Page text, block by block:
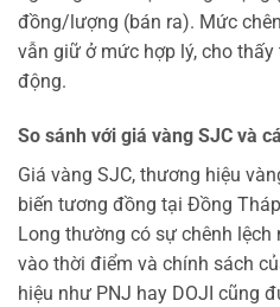
đồng/lượng (bán ra). Mức
vẫn giữ ở mức hợp lý, cho
động.
So sánh với giá vàng SJC và
Giá vàng SJC, thương hiệu
biến tương đồng tại Đồng
Long thường có sự chênh lệch
vào thời điểm và chính sách
hiệu như PNJ hay DOJI cũng